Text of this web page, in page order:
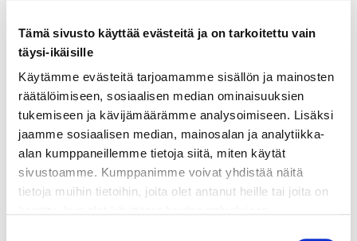
Tämä sivusto käyttää evästeitä ja on tarkoitettu vain
täysi-ikäisille
Käytämme evästeitä tarjoamamme sisällön ja mainosten
räätälöimiseen, sosiaalisen median ominaisuuksien
tukemiseen ja kävijämäärämme analysoimiseen. Lisäksi
jaamme sosiaalisen median, mainosalan ja analytiikka-
alan kumppaneillemme tietoja siitä, miten käytät
sivustoamme. Kumppanimme voivat yhdistää näitä
tietoja muihin tietoihin, joita olet antanut heille tai joita on